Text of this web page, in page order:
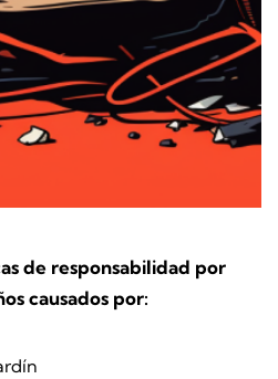
de responsabilidad por
causados ​​por: